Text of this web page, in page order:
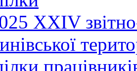
ХХІV